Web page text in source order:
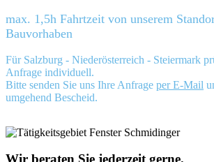
max. 1,5h Fahrtzeit von unserem
Bauvorhaben
Für Salzburg - Niederösterreich - Steiermark
Anfrage individuell.
Bitte senden Sie uns Ihre Anfrage per E-Mail
umgehend Bescheid.